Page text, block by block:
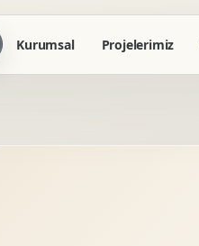
Kurumsal Projelerimiz